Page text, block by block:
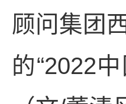
顾问集团
的“2022